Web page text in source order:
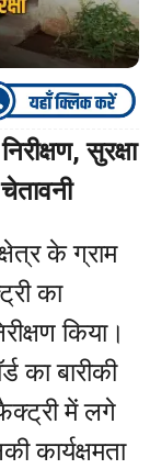
सुरक्षा
के ग्राम
का
किया।
का बारीकी
में लगे
कार्यक्षमता